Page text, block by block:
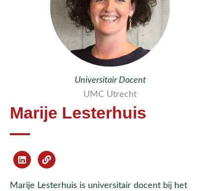
Universitair Docent
UMC Utrecht
Marije Lesterhuis
Marije Lesterhuis is universitair docent bij het